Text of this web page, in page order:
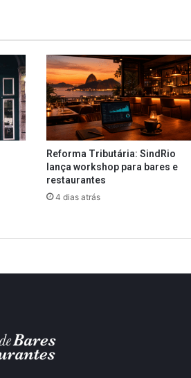
Reforma Tributária: SindRio
lança workshop para bares e
restaurantes
4 dias atrás